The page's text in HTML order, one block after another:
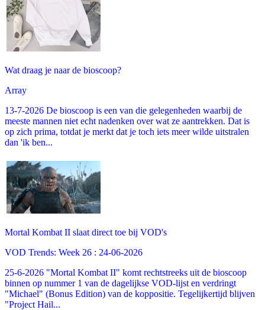
Wat draag je naar de bioscoop?
Array
13-7-2026 De bioscoop is een van die gelegenheden waarbij de
meeste mannen niet echt nadenken over wat ze aantrekken. Dat is
op zich prima, totdat je merkt dat je toch iets meer wilde uitstralen
dan 'ik ben...
Mortal Kombat II slaat direct toe bij VOD's
VOD Trends: Week 26 : 24-06-2026
25-6-2026 "Mortal Kombat II" komt rechtstreeks uit de bioscoop
binnen op nummer 1 van de dagelijkse VOD-lijst en verdringt
"Michael" (Bonus Edition) van de koppositie. Tegelijkertijd blijven
"Project Hail...